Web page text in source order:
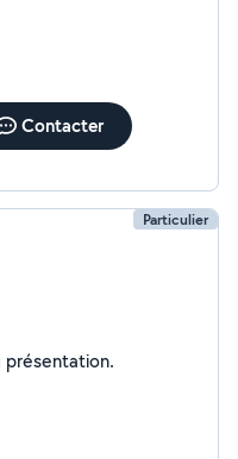
Contacter
Particulier
Je n'ai pas encore renseigné ma présentation.